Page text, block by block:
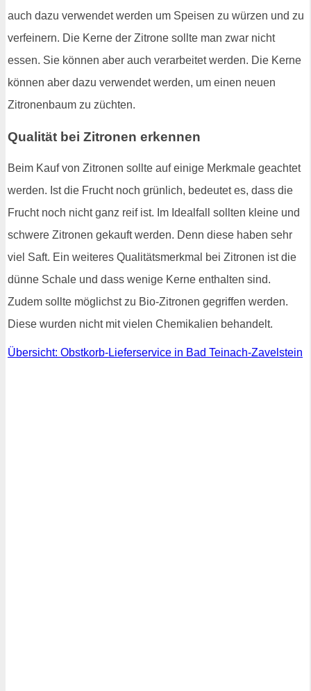
auch dazu verwendet werden um Speisen zu würzen und zu
verfeinern. Die Kerne der Zitrone sollte man zwar nicht
essen. Sie können aber auch verarbeitet werden. Die Kerne
können aber dazu verwendet werden, um einen neuen
Zitronenbaum zu züchten.
Qualität bei Zitronen erkennen
Beim Kauf von Zitronen sollte auf einige Merkmale geachtet
werden. Ist die Frucht noch grünlich, bedeutet es, dass die
Frucht noch nicht ganz reif ist. Im Idealfall sollten kleine und
schwere Zitronen gekauft werden. Denn diese haben sehr
viel Saft. Ein weiteres Qualitätsmerkmal bei Zitronen ist die
dünne Schale und dass wenige Kerne enthalten sind.
Zudem sollte möglichst zu Bio-Zitronen gegriffen werden.
Diese wurden nicht mit vielen Chemikalien behandelt.
Übersicht: Obstkorb-Lieferservice in Bad Teinach-Zavelstein